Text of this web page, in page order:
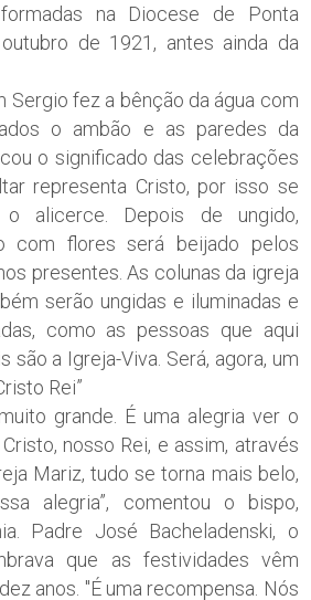
na Diocese de Ponta
de 1921, antes ainda da
fez a bênção da água com
o ambão e as paredes da
o significado das celebrações
representa Cristo, por isso se
alicerce. Depois de ungido,
com flores será beijado pelos
presentes. As colunas da igreja
serão ungidas e iluminadas e
como as pessoas que aqui
são a Igreja-Viva. Será, agora, um
Rei”
grande. É uma alegria ver o
nosso Rei, e assim, através
Mariz, tudo se torna mais belo,
alegria”, comentou o bispo,
Padre José Bacheladenski, o
que as festividades vêm
anos. "É uma recompensa. Nós